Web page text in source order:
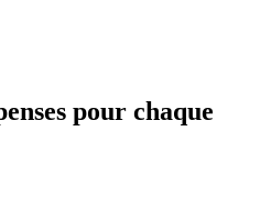
pour chaque